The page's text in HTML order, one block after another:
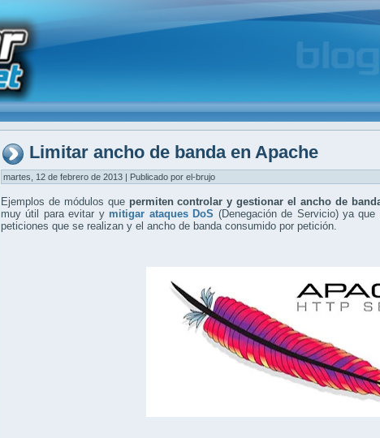
Limitar ancho de banda en Apache
martes, 12 de febrero de 2013 | Publicado por el-brujo
Ejemplos de módulos que permiten controlar y gestionar el ancho de
muy útil para evitar y mitigar ataques DoS (Denegación de Servicio) ya
peticiones que se realizan y el ancho de banda consumido por petición.